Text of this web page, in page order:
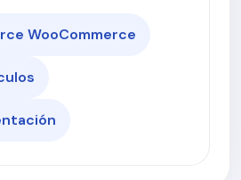
WooCommerce